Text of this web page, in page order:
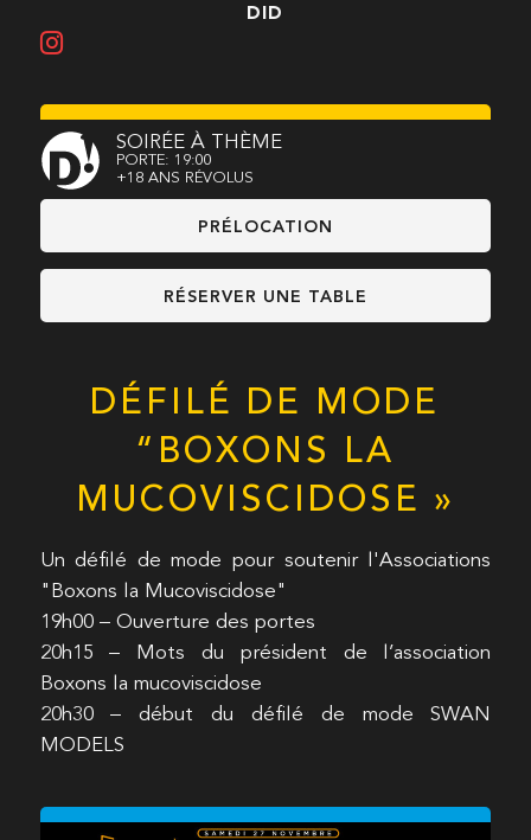
DID
SOIRÉE À THÈME
PORTE: 19:00
+18 ANS RÉVOLUS
PRÉLOCATION
RÉSERVER UNE TABLE
DÉFILÉ DE MODE
“BOXONS LA
MUCOVISCIDOSE »
Un défilé de mode pour soutenir l'Associations
"Boxons la Mucoviscidose"
19h00 – Ouverture des portes
20h15 – Mots du président de l’association
Boxons la mucoviscidose
20h30 – début du défilé de mode SWAN
MODELS